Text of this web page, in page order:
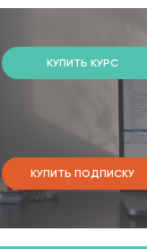
КУПИТЬ КУРС
КУПИТЬ ПОДПИСКУ